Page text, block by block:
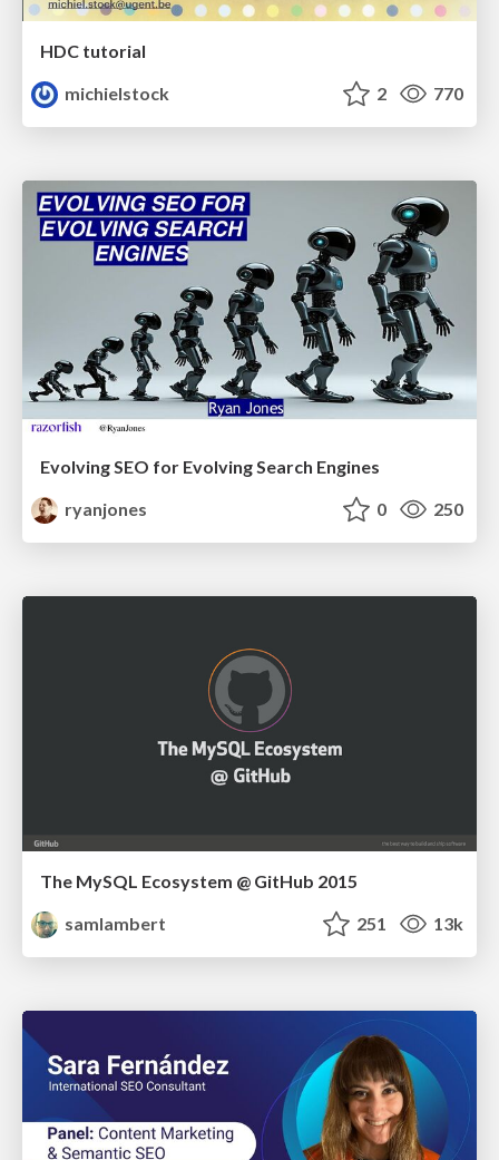
HDC tutorial
michielstock
2 770
Evolving SEO for Evolving Search Engines
ryanjones
0 250
The MySQL Ecosystem @ GitHub 2015
samlambert
251 13k